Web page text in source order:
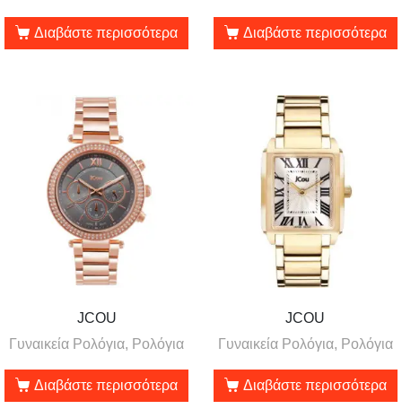
Διαβάστε περισσότερα Διαβάστε περισσότερα
JCOU
Γυναικεία Ρολόγια, Ρολόγια
Διαβάστε περισσότερα
JCOU
Γυναικεία Ρολόγια, Ρολόγια
Διαβάστε περισσότερα